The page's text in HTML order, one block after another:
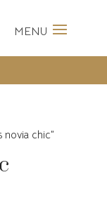
chic”